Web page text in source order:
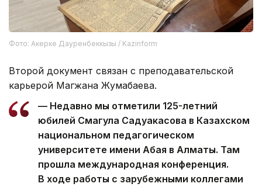
Фото: Акерке Дауренбеккызы / Kazinform
Второй документ связан с преподавательской
карьерой Магжана Жумабаева.
— Недавно мы отметили 125-летний
юбилей Смагула Садуакасова в Казахском
национальном педагогическом
университете имени Абая в Алматы. Там
прошла международная конференция.
В ходе работы с зарубежными коллегами